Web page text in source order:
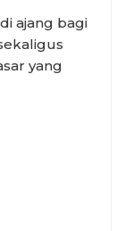
ajang bagi
yang